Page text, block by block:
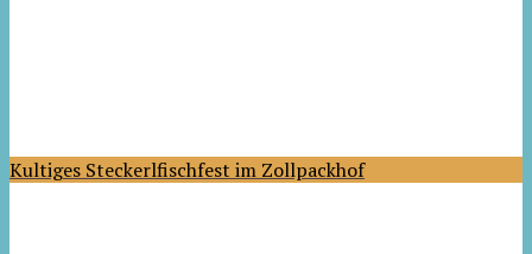
Kultiges Steckerlfischfest im Zollpackhof